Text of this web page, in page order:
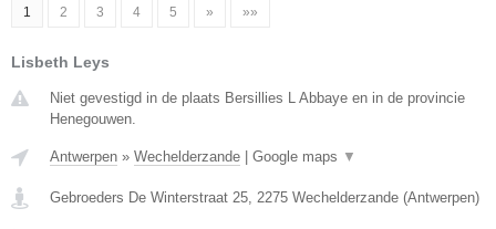
1 2 3 4 5 » »»
Lisbeth Leys
Niet gevestigd in de plaats Bersillies L Abbaye en in de provincie
Henegouwen.
Antwerpen » Wechelderzande Google maps ▼
Gebroeders De Winterstraat 25, 2275 Wechelderzande (Antwerpen)